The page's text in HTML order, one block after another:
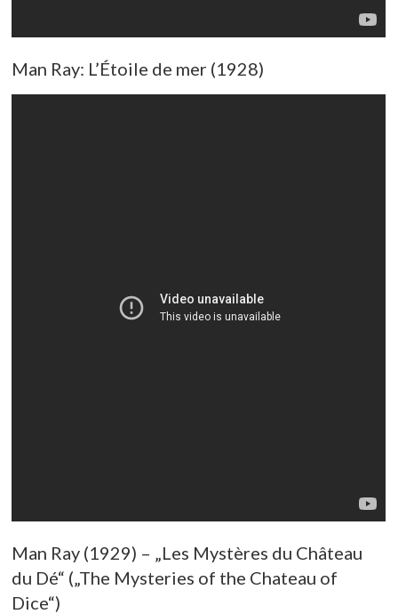
Man Ray: L’Étoile de mer (1928)
Man Ray (1929) – „Les Mystères du Château
du Dé“ („The Mysteries of the Chateau of
Dice“)